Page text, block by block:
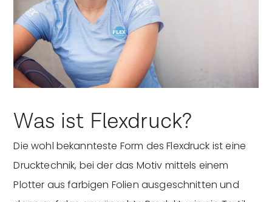
Was ist Flexdruck?
Die wohl bekannteste Form des Flexdruck ist eine
Drucktechnik, bei der das Motiv mittels einem
Plotter aus farbigen Folien ausgeschnitten und